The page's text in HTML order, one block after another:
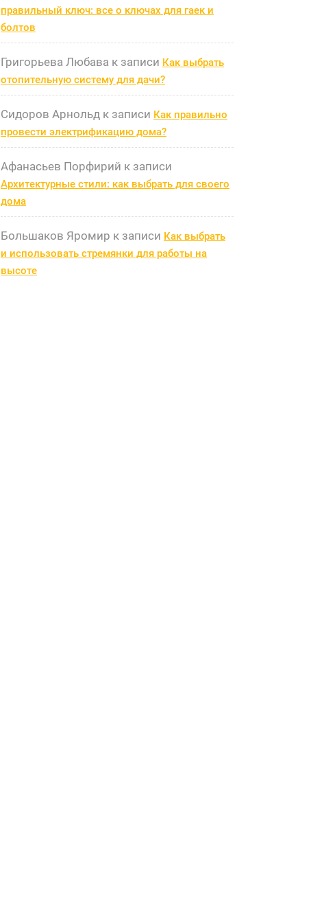
правильный ключ: все о ключах для гаек и
болтов
Григорьева Любава к записи Как выбрать
отопительную систему для дачи?
Сидоров Арнольд к записи Как правильно
провести электрификацию дома?
Афанасьев Порфирий к записи
Архитектурные стили: как выбрать для своего
дома
Большаков Яромир к записи Как выбрать
и использовать стремянки для работы на
высоте